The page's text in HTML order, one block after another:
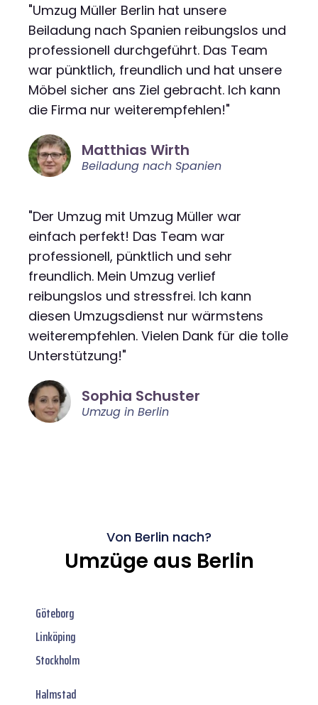
"Umzug Müller Berlin hat unsere
Beiladung nach Spanien reibungslos und
professionell durchgeführt. Das Team
war pünktlich, freundlich und hat unsere
Möbel sicher ans Ziel gebracht. Ich kann
die Firma nur weiterempfehlen!"
Matthias Wirth
Beiladung nach Spanien
"Der Umzug mit Umzug Müller war
einfach perfekt! Das Team war
professionell, pünktlich und sehr
freundlich. Mein Umzug verlief
reibungslos und stressfrei. Ich kann
diesen Umzugsdienst nur wärmstens
weiterempfehlen. Vielen Dank für die tolle
Unterstützung!"
Sophia Schuster
Umzug in Berlin
Von Berlin nach?
Umzüge aus Berlin
Göteborg
Linköping
Stockholm
Halmstad